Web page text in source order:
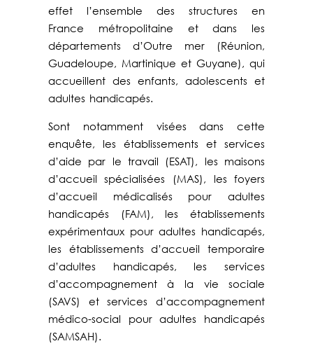
effet l’ensemble des structures en
France métropolitaine et dans les
départements d’Outre mer (Réunion,
Guadeloupe, Martinique et Guyane), qui
accueillent des enfants, adolescents et
adultes handicapés.
Sont notamment visées dans cette
enquête, les établissements et services
d’aide par le travail (ESAT), les maisons
d’accueil spécialisées (MAS), les foyers
d’accueil médicalisés pour adultes
handicapés (FAM), les établissements
expérimentaux pour adultes handicapés,
les établissements d’accueil temporaire
d’adultes handicapés, les services
d’accompagnement à la vie sociale
(SAVS) et services d’accompagnement
médico-social pour adultes handicapés
(SAMSAH).